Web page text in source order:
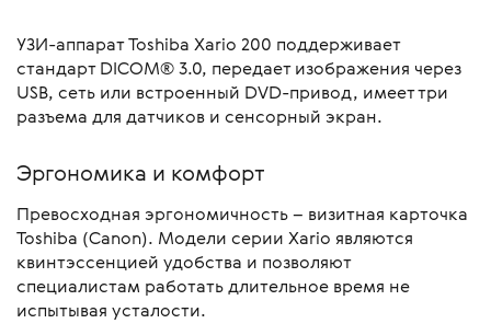
УЗИ-аппарат Toshiba Xario 200 поддерживает
стандарт DICOM® 3.0, передает изображения через
USB, сеть или встроенный DVD-привод, имеет три
разъема для датчиков и сенсорный экран.
Эргономика и комфорт
Превосходная эргономичность – визитная карточка
Toshiba (Canon). Модели серии Xario являются
квинтэссенцией удобства и позволяют
специалистам работать длительное время не
испытывая усталости.